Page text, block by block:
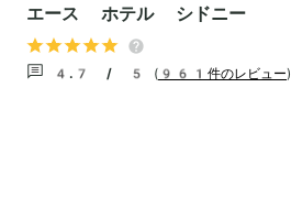
エース ホテル シドニー
4.7 / 5 ( 961件のレビュー)